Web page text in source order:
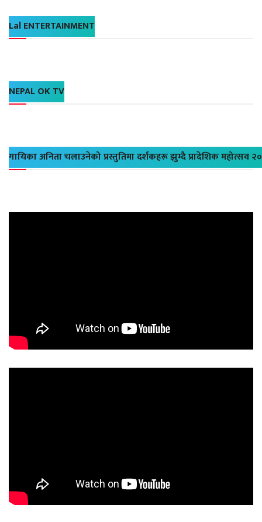
Lal ENTERTAINMENT
NEPAL OK TV
गायिका अनिता चलाउनेको प्रस्तुतिमा दर्शकहरू झुम्दै प्रादेशिक महोत्सव